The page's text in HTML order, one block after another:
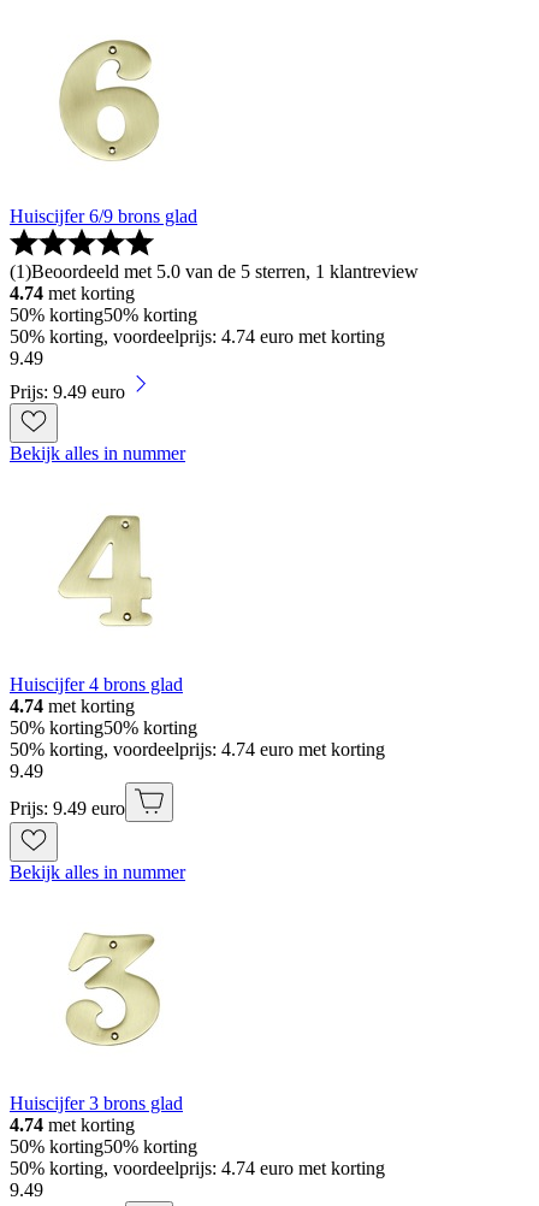
Huiscijfer 6/9 brons glad
(1)Beoordeeld met 5.0 van de 5 sterren, 1 klantreview
4.74 met korting
50% korting50% korting
50% korting, voordeelprijs: 4.74 euro met korting
9.49
Prijs: 9.49 euro
Bekijk alles in nummer
Huiscijfer 4 brons glad
4.74 met korting
50% korting50% korting
50% korting, voordeelprijs: 4.74 euro met korting
9.49
Prijs: 9.49 euro
Bekijk alles in nummer
Huiscijfer 3 brons glad
4.74 met korting
50% korting50% korting
50% korting, voordeelprijs: 4.74 euro met korting
9.49